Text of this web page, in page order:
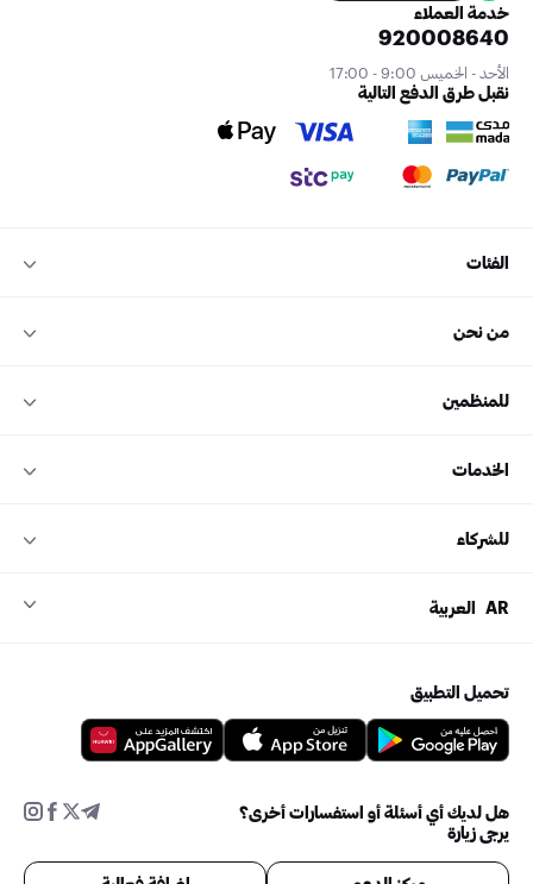
خدمة العملاء
920008640
الأحد - الخميس 9:00 - 17:00
نقبل طرق الدفع التالية
الفئات
من نحن
للمنظمين
الخدمات
للشركاء
AR العربية
تحميل التطبيق
هل لديك أي أسئلة أو استفسارات أخرى؟
يرجى زيارة